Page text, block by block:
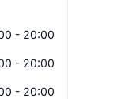
- 20:00
- 20:00
- 20:00